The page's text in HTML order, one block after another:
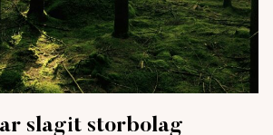
slagit storbolag